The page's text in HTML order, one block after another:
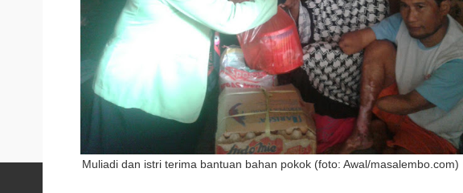
Muliadi dan istri terima bantuan bahan pokok (foto: Awal/masalembo.com)